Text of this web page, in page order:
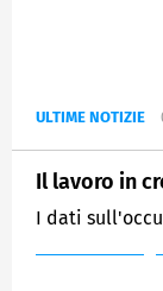
ULTIME NOTIZIE
Il lavoro in
I dati